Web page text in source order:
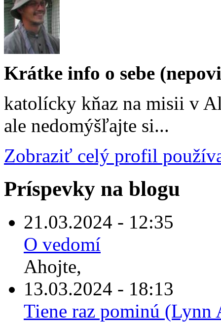
Krátke info o sebe
katolícky kňaz na misii v
ale nedomýšľajte si...
Zobraziť celý profil
Príspevky na blogu
21.03.2024 - 12:35
O vedomí
Ahojte,
13.03.2024 - 18:13
Tiene raz pominú (Lynn